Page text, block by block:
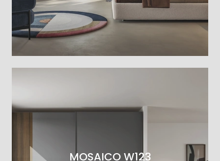
MOSAICO W123